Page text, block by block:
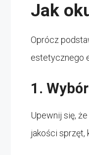
Jak
Oprócz
estetycznego
1.
Upewnij się,
jakości sprzęt,